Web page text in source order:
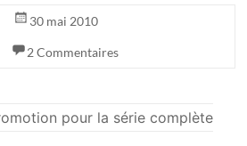
30 mai 2010
2 Commentaires
pour la série complète